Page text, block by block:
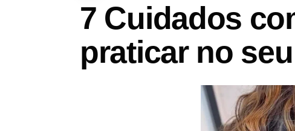
7 Cuidados
praticar no